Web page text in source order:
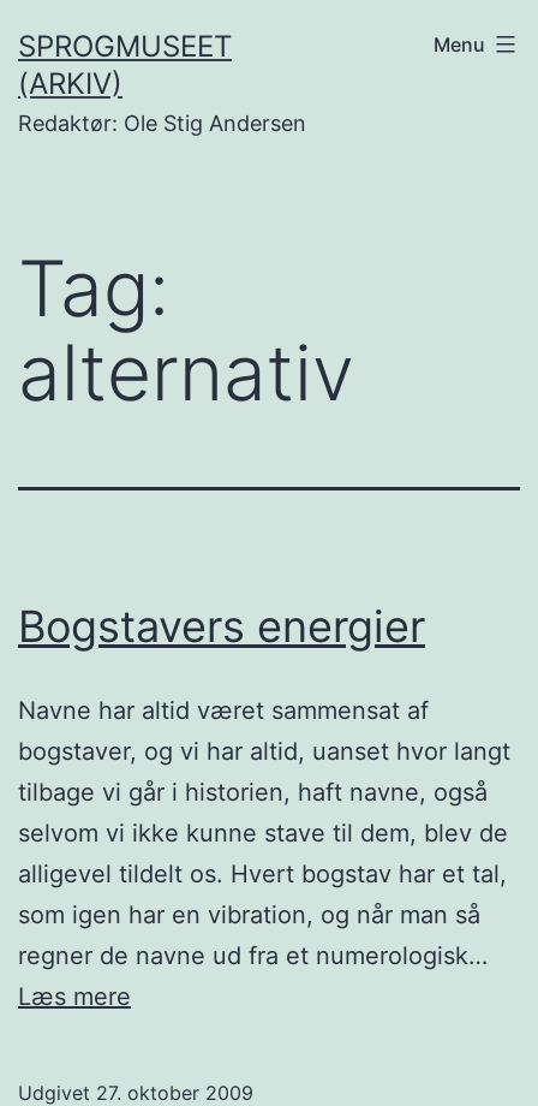
til
indhold
SPROGMUSEET
(ARKIV)
Redaktør: Ole Stig Andersen
Menu
Tag:
alternativ
Bogstavers energier
Navne har altid været sammensat af
bogstaver, og vi har altid, uanset hvor langt
tilbage vi går i historien, haft navne, også
selvom vi ikke kunne stave til dem, blev de
alligevel tildelt os. Hvert bogstav har et tal,
som igen har en vibration, og når man så
regner de navne ud fra et numerologisk…
Læs mere
Udgivet 27. oktober 2009